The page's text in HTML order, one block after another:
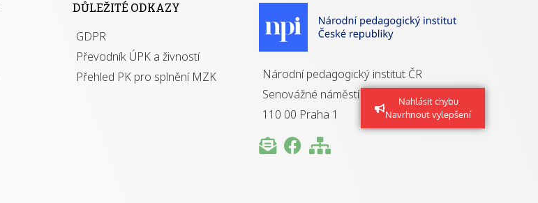
Nahlásit chybu
Navrhnout vylepšení
výhody má získání
DŮLEŽITÉ ODKAZY
GDPR
Převodník ÚPK a živností
Přehled PK pro splnění MZK
Národní pedagogický institut ČR
Senovážné náměstí 25
110 00 Praha 1